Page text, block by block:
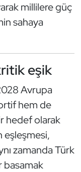
millilere güç
sahaya
eşik
Avrupa
hem de
hedef olarak
eşleşmesi,
zamanda Türk
basamak